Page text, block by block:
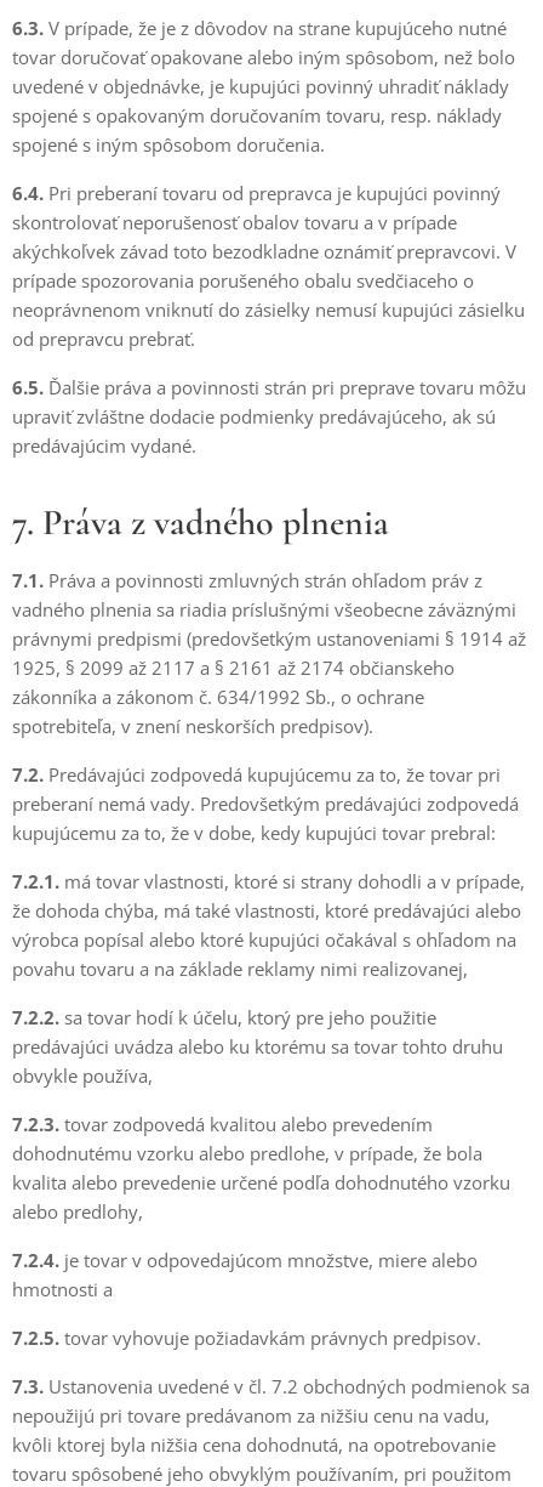
6.3. V prípade, že je z dôvodov na strane kupujúceho nutné
tovar doručovať opakovane alebo iným spôsobom, než bolo
uvedené v objednávke, je kupujúci povinný uhradiť náklady
spojené s opakovaným doručovaním tovaru, resp. náklady
spojené s iným spôsobom doručenia.
6.4. Pri preberaní tovaru od prepravca je kupujúci povinný
skontrolovať neporušenosť obalov tovaru a v prípade
akýchkoľvek závad toto bezodkladne oznámiť prepravcovi. V
prípade spozorovania porušeného obalu svedčiaceho o
neoprávnenom vniknutí do zásielky nemusí kupujúci zásielku
od prepravcu prebrať.
6.5. Ďalšie práva a povinnosti strán pri preprave tovaru môžu
upraviť zvláštne dodacie podmienky predávajúceho, ak sú
predávajúcim vydané.
7. Práva z vadného plnenia
7.1. Práva a povinnosti zmluvných strán ohľadom práv z
vadného plnenia sa riadia príslušnými všeobecne záväznými
právnymi predpismi (predovšetkým ustanoveniami § 1914 až
1925, § 2099 až 2117 a § 2161 až 2174 občianskeho
zákonníka a zákonom č. 634/1992 Sb., o ochrane
spotrebiteľa, v znení neskorších predpisov).
7.2. Predávajúci zodpovedá kupujúcemu za to, že tovar pri
preberaní nemá vady. Predovšetkým predávajúci zodpovedá
kupujúcemu za to, že v dobe, kedy kupujúci tovar prebral:
7.2.1. má tovar vlastnosti, ktoré si strany dohodli a v prípade,
že dohoda chýba, má také vlastnosti, ktoré predávajúci alebo
výrobca popísal alebo ktoré kupujúci očakával s ohľadom na
povahu tovaru a na základe reklamy nimi realizovanej,
7.2.2. sa tovar hodí k účelu, ktorý pre jeho použitie
predávajúci uvádza alebo ku ktorému sa tovar tohto druhu
obvykle používa,
7.2.3. tovar zodpovedá kvalitou alebo prevedením
dohodnutému vzorku alebo predlohe, v prípade, že bola
kvalita alebo prevedenie určené podľa dohodnutého vzorku
alebo predlohy,
7.2.4. je tovar v odpovedajúcom množstve, miere alebo
hmotnosti a
7.2.5. tovar vyhovuje požiadavkám právnych predpisov.
7.3. Ustanovenia uvedené v čl. 7.2 obchodných podmienok sa
nepoužijú pri tovare predávanom za nižšiu cenu na vadu,
kvôli ktorej byla nižšia cena dohodnutá, na opotrebovanie
tovaru spôsobené jeho obvyklým používaním, pri použitom